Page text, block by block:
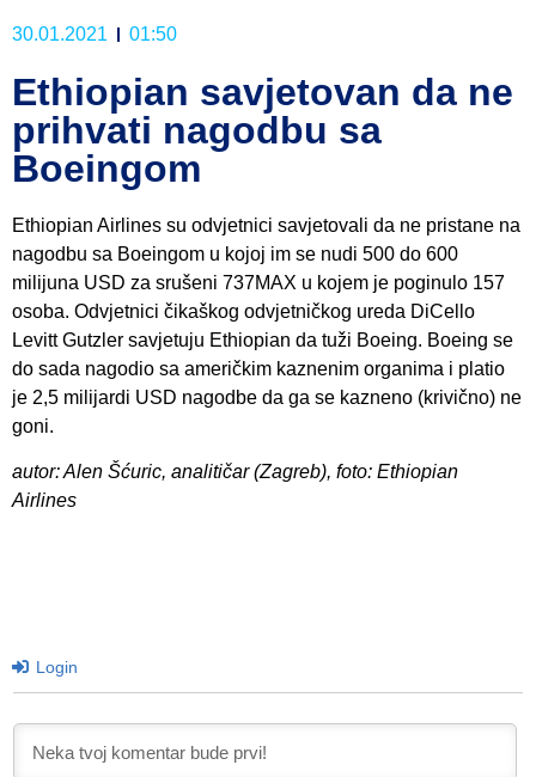
30.01.2021 01:50
Ethiopian savjetovan da ne
prihvati nagodbu sa
Boeingom
Ethiopian Airlines su odvjetnici savjetovali da ne pristane na
nagodbu sa Boeingom u kojoj im se nudi 500 do 600
milijuna USD za srušeni 737MAX u kojem je poginulo 157
osoba. Odvjetnici čikaškog odvjetničkog ureda DiCello
Levitt Gutzler savjetuju Ethiopian da tuži Boeing. Boeing se
do sada nagodio sa američkim kaznenim organima i platio
je 2,5 milijardi USD nagodbe da ga se kazneno (krivično) ne
goni.
autor: Alen Šćuric, analitičar (Zagreb), foto: Ethiopian
Airlines
Login